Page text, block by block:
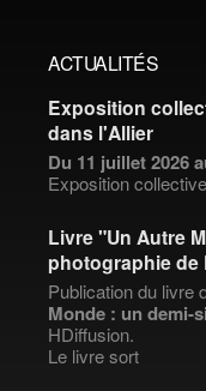
ACTUALITÉS
Exposition
dans l'Allier
Du 11 juillet 2026
Exposition
Livre "Un Autre
photographie
Publication du livre
Monde : un demi-
HDiffusion.
Le livre sort